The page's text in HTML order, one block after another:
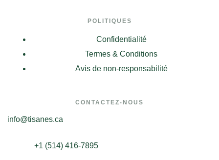
POLITIQUES
Confidentialité
Termes & Conditions
Avis de non-responsabilité
CONTACTEZ-NOUS
info@tisanes.ca
+1 (514) 416-7895